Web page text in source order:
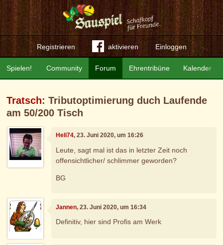
Registrieren aktivieren Einloggen
Community Forum Ehrentribüne Kalender
Spielen!
Tratsch: Tributoptimierung duch Laufende
am 50/200 Tisch
Heli74, 23. Juni 2020, um 16:26
Leute, sagt mal ist das in letzter Zeit noch
offensichtlicher/ schlimmer geworden?
BG
Jannen, 23. Juni 2020, um 16:34
Definitiv, hier sind Profis am Werk